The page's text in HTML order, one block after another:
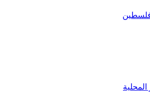
فلسطين
المحلية